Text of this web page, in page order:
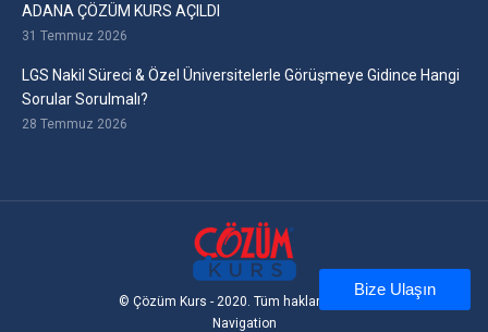
ADANA ÇÖZÜM KURS AÇILDI
31 Temmuz 2026
LGS Nakil Süreci & Özel Üniversitelerle Görüşmeye Gidince Hangi
Sorular Sorulmalı?
28 Temmuz 2026
© Çözüm Kurs - 2020. Tüm hakları saklıdır
Navigation
Bize Ulaşın